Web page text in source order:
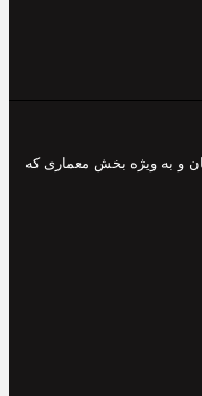
و به ویژه بخش معماری که